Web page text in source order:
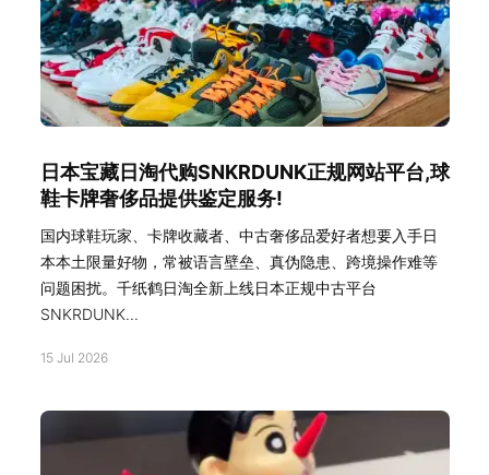
日本宝藏日淘代购SNKRDUNK正规网站平台,球
鞋卡牌奢侈品提供鉴定服务!
国内球鞋玩家、卡牌收藏者、中古奢侈品爱好者想要入手日
本本土限量好物，常被语言壁垒、真伪隐患、跨境操作难等
问题困扰。千纸鹤日淘全新上线日本正规中古平台
SNKRDUNK...
15 Jul 2026